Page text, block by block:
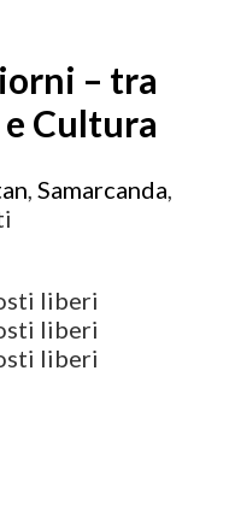
– tra
Cultura
,Samarcanda,
liberi
liberi
liberi